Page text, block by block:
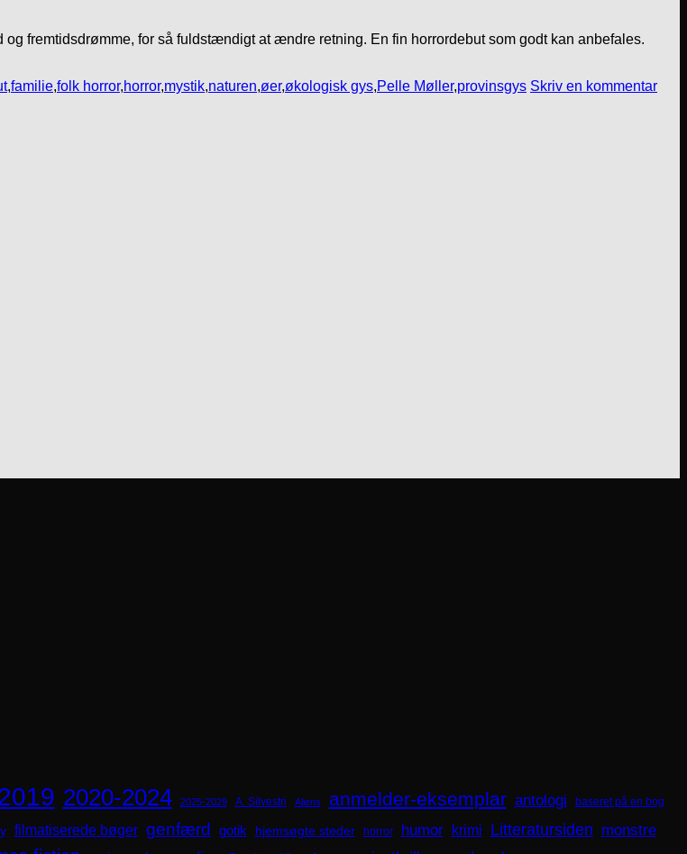
fremtidsdrømme, for så fuldstændigt at ændre retning. En fin horrordebut som godt kan anbefales.
,familie,folk horror,horror,mystik,naturen,øer,økologisk gys,Pelle Møller,provinsgys Skriv en kommentar
2020-2024 2025-2029 A. Silvestri Aliens anmelder-eksemplar antologi baseret på en bog
filmatiserede bøger genfærd gotik hjemsøgte steder horror humor krimi Litteratursiden monstre